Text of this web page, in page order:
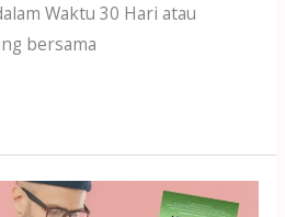
Waktu 30 Hari atau
bersama